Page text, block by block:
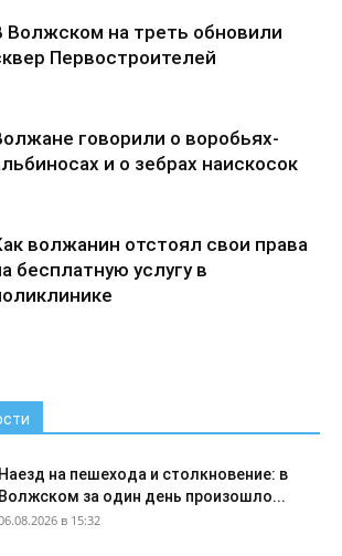
Волжском на треть обновили
Первостроителей
говорили о воробьях-
и о зебрах наискосок
волжанин отстоял свои права
бесплатную услугу в
Наезд на пешехода и столкновение: в
Волжском за один день произошло...
в 15:32